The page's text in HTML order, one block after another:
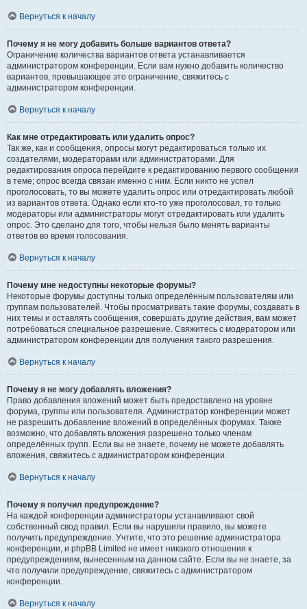
Вернуться к началу
Почему я не могу добавить больше вариантов ответа?
Ограничение количества вариантов ответа устанавливается
администратором конференции. Если вам нужно добавить количество
вариантов, превышающее это ограничение, свяжитесь с
администратором конференции.
Вернуться к началу
Как мне отредактировать или удалить опрос?
Так же, как и сообщения, опросы могут редактироваться только их
создателями, модераторами или администраторами. Для
редактирования опроса перейдите к редактированию первого сообщения
в теме; опрос всегда связан именно с ним. Если никто не успел
проголосовать, то вы можете удалить опрос или отредактировать любой
из вариантов ответа. Однако если кто-то уже проголосовал, то только
модераторы или администраторы могут отредактировать или удалить
опрос. Это сделано для того, чтобы нельзя было менять варианты
ответов во время голосования.
Вернуться к началу
Почему мне недоступны некоторые форумы?
Некоторые форумы доступны только определённым пользователям или
группам пользователей. Чтобы просматривать такие форумы, создавать в
них темы и оставлять сообщения, совершать другие действия, вам может
потребоваться специальное разрешение. Свяжитесь с модератором или
администратором конференции для получения такого разрешения.
Вернуться к началу
Почему я не могу добавлять вложения?
Право добавления вложений может быть предоставлено на уровне
форума, группы или пользователя. Администратор конференции может
не разрешить добавление вложений в определённых форумах. Также
возможно, что добавлять вложения разрешено только членам
определённых групп. Если вы не знаете, почему не можете добавлять
вложения, свяжитесь с администратором конференции.
Вернуться к началу
Почему я получил предупреждение?
На каждой конференции администраторы устанавливают свой
собственный свод правил. Если вы нарушили правило, вы можете
получить предупреждение. Учтите, что это решение администратора
конференции, и phpBB Limited не имеет никакого отношения к
предупреждениям, вынесенным на данном сайте. Если вы не знаете, за
что получили предупреждение, свяжитесь с администратором
конференции.
Вернуться к началу